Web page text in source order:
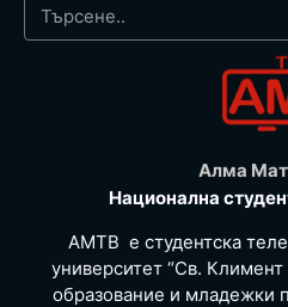
Алма
Национална
АМТВ е студентска
университет “Св.
образование и младежки